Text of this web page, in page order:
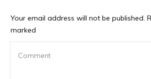
Your email address will not be published.
marked